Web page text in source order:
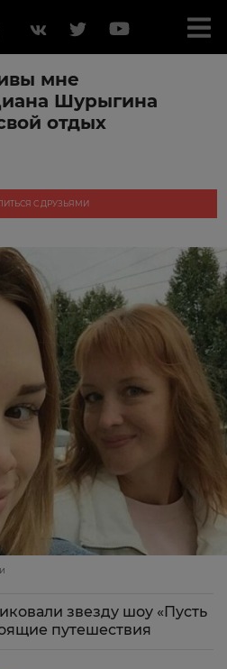
мне
Шурыгина
отдых
С ДРУЗЬЯМИ
звезду шоу «Пусть
путешествия